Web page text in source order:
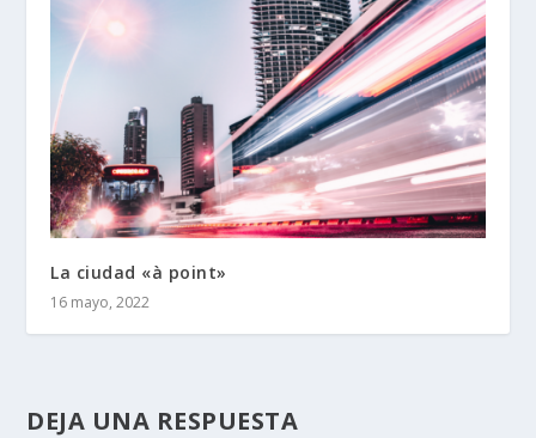
La ciudad «à point»
16 mayo, 2022
DEJA UNA RESPUESTA